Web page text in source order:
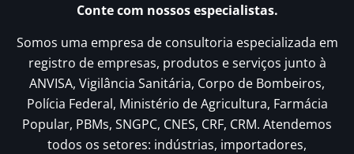
Conte com nossos especialistas.
Somos uma empresa de consultoria especializada em
registro de empresas, produtos e serviços junto à
ANVISA, Vigilância Sanitária, Corpo de Bombeiros,
Polícia Federal, Ministério de Agricultura, Farmácia
Popular, PBMs, SNGPC, CNES, CRF, CRM. Atendemos
todos os setores: indústrias, importadores,